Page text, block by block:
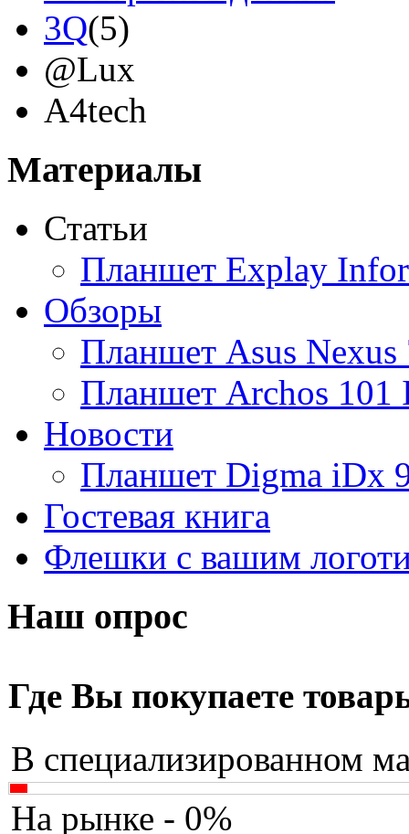
3Q(5)
@Lux
A4tech
Acme
Ainol
Altinet
Amazon
Amber(4)
Ampe
Apache
Apple(9)
Apriori(3)
Archos
Armaggeddon
Assistant
Asus(9)
Barnes&noble
Brain(36)
Brava
Материалы
Статьи
Планшет Explay
Обзоры
Планшет Asus Nexus
Планшет Archos 101
Новости
Планшет Digma iDx
Гостевая книга
Флешки с вашим
Наш опрос
Где Вы покупаете
В специализированном
На рынке - 0%